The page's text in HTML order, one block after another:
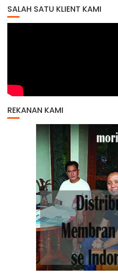
SALAH SATU KLIENT KAMI
REKANAN KAMI